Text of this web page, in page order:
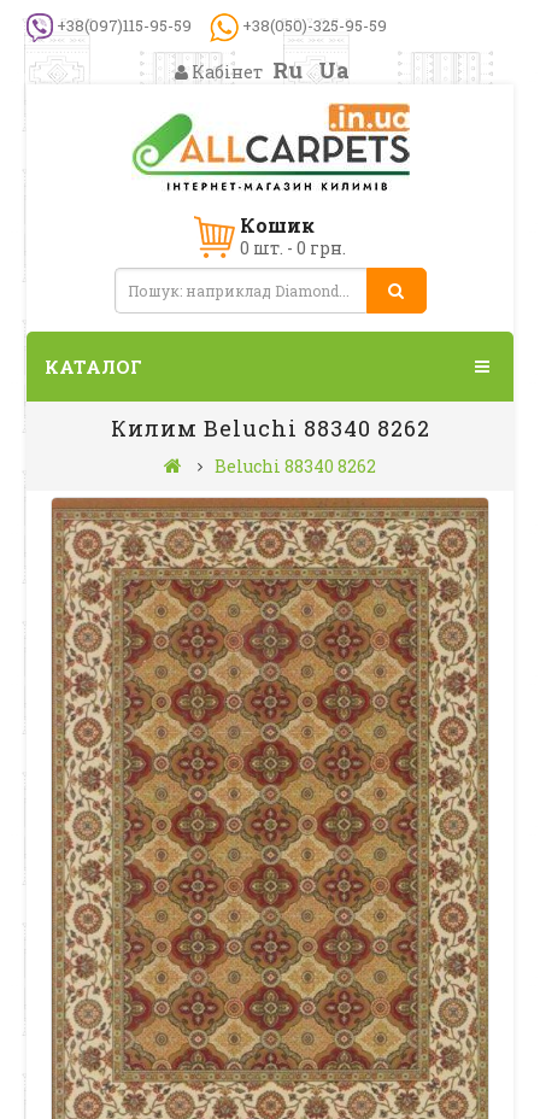
+38(097)115-95-59 +38(050)-325-95-59
Кабінет Ru Ua
Кошик
0 шт. - 0 грн.
КАТАЛОГ
Килим Beluchi 88340 8262
Beluchi 88340 8262